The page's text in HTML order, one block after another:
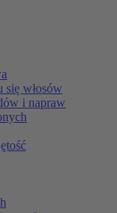
włosów
i napraw